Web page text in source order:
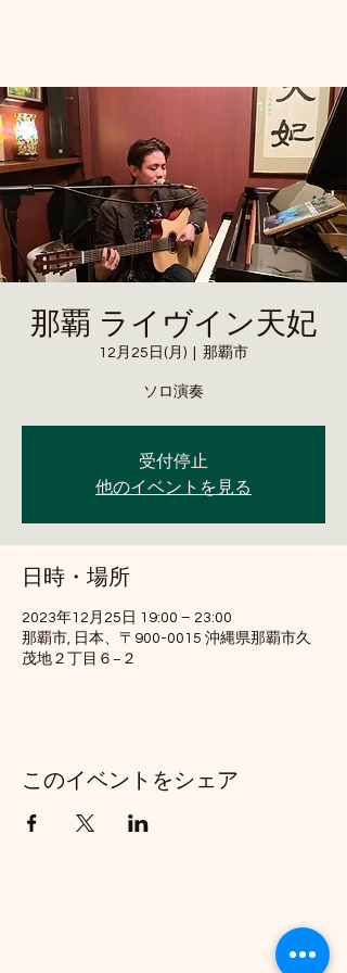
那覇 ライヴイン天妃
12月25日(月) 那覇市
ソロ演奏
受付停止
他のイベントを見る
日時・場所
2023年12月25日 19:00 – 23:00
那覇市, 日本、〒900-0015 沖縄県那覇市久
茂地２丁目６−２
このイベントをシェア